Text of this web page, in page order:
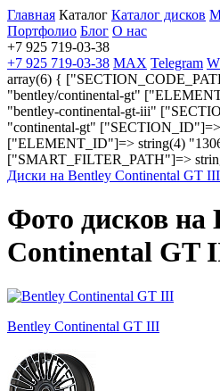
Главная Каталог Каталог дисков
Портфолио Блог О нас
+7 925 719-03-38
+7 925 719-03-38 MAX Telegram
array(6) {
"bentley/continental-gt"
"bentley-continental-gt-iii"
"continental-gt"
["ELEMENT_ID"]=> string(4)
["SMART_FILTER_PATH"]=>
Диски на Bentley Continental GT III
Фото дисков на
Continental GT
Bentley Continental GT III